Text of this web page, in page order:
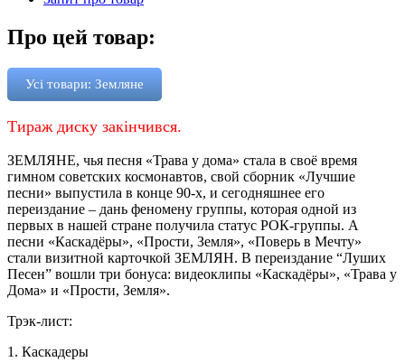
Про цей товар:
Усі товари: Земляне
Тираж диску закінчився.
ЗЕМЛЯНЕ, чья песня «Трава у дома» стала в своё время
гимном советских космонавтов, свой сборник «Лучшие
песни» выпустила в конце 90-х, и сегодняшнее его
переиздание – дань феномену группы, которая одной из
первых в нашей стране получила статус РОК-группы. А
песни «Каскадёры», «Прости, Земля», «Поверь в Мечту»
стали визитной карточкой ЗЕМЛЯН. В переиздание “Луших
Песен” вошли три бонуса: видеоклипы «Каскадёры», «Трава у
Дома» и «Прости, Земля».
Трэк-лист:
1. Каскадеры